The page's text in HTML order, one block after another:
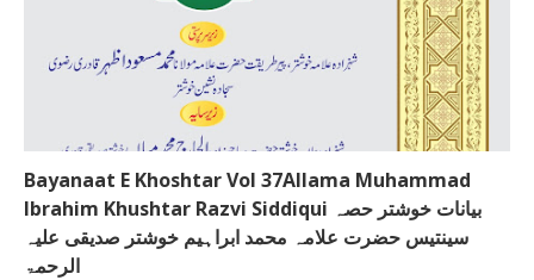
Bayanaat E Khoshtar Vol 37Allama Muhammad
Ibrahim Khushtar Razvi Siddiqui بیانات خوشتر حصہ
سینتیس حضرت علامہ محمد ابراہیم خوشتر صدیقی علیہ
الرحمۃ